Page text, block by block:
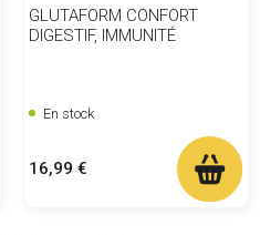
GLUTAFORM CONFORT
DIGESTIF, IMMUNITÉ
En stock
Prix
16,99 €